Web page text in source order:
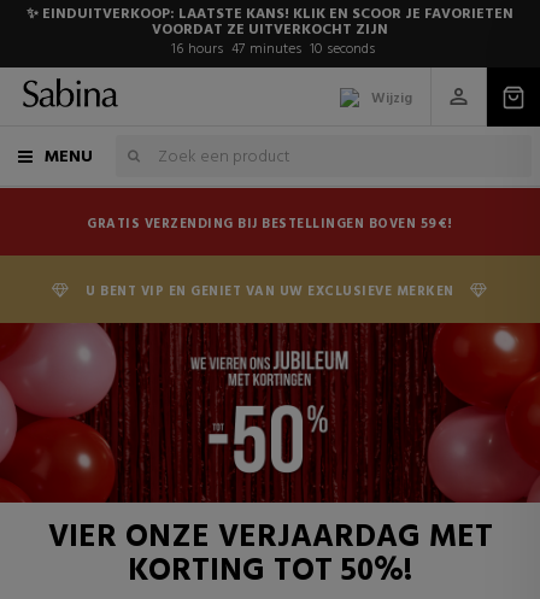
✨ EINDUITVERKOOP: LAATSTE KANS! KLIK EN SCOOR JE FAVORIETEN
VOORDAT ZE UITVERKOCHT ZIJN
16 hours 47 minutes 9 seconds
Wijzig
MENU
GRATIS VERZENDING BIJ BESTELLINGEN BOVEN 59€!
U BENT VIP EN GENIET VAN UW EXCLUSIEVE MERKEN
VIER ONZE VERJAARDAG MET
KORTING TOT 50%!